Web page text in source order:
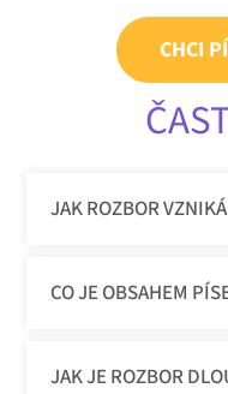
CHCI
JAK ROZBOR
CO JE OBSAHEM
JAK JE ROZBOR